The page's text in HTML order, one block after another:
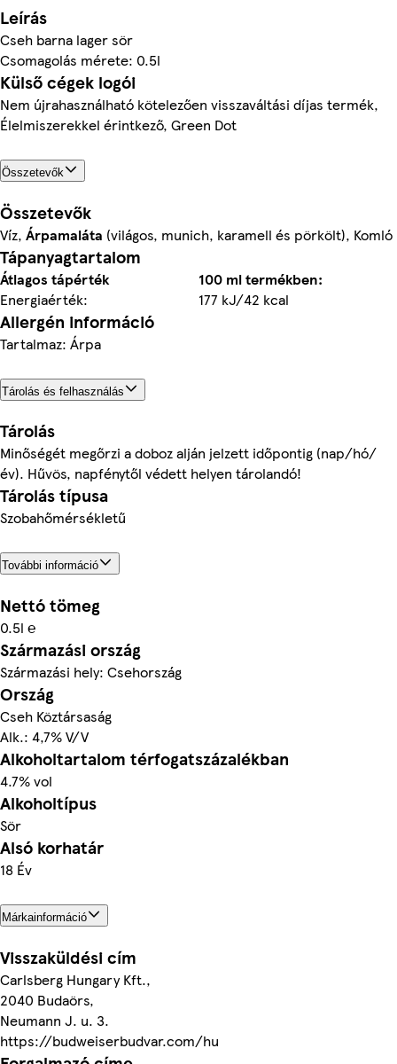
Leírás
Cseh barna lager sör
Csomagolás mérete: 0.5l
Külső cégek logói
Nem újrahasználható kötelezően visszaváltási díjas termék,
Élelmiszerekkel érintkező, Green Dot
Összetevők
Összetevők
Víz, Árpamaláta (világos, munich, karamell és pörkölt), Komló
Tápanyagtartalom
Átlagos tápérték
100 ml termékben:
Energiaérték:
177 kJ/42 kcal
Allergén információ
Tartalmaz: Árpa
Tárolás és felhasználás
Tárolás
Minőségét megőrzi a doboz alján jelzett időpontig (nap/hó/
év). Hűvös, napfénytől védett helyen tárolandó!
Tárolás típusa
Szobahőmérsékletű
További információ
Nettó tömeg
0.5l ℮
Származási ország
Származási hely: Csehország
Ország
Cseh Köztársaság
Alk.: 4,7% V/V
Alkoholtartalom térfogatszázalékban
4.7% vol
Alkoholtípus
Sör
Alsó korhatár
18 Év
Márkainformáció
Visszaküldési cím
Carlsberg Hungary Kft.,
2040 Budaörs,
Neumann J. u. 3.
https://budweiserbudvar.com/hu